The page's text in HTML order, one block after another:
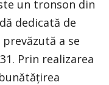
un tronson din
dedicată de
a se
Prin realizarea